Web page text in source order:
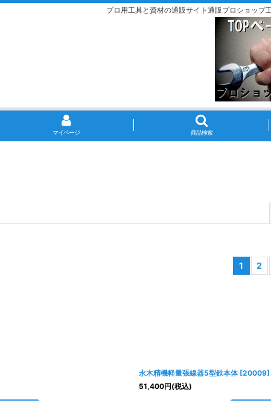
プロ用工具と資材の通販サイト通販プロショップ
マイページ 商品検索
1 2
永木精機軽量張線器5型鉄本体 [20009]
51,400円(税込)